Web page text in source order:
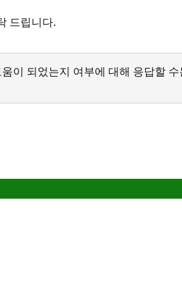
드립니다.
되었는지 여부에 대해 응답할